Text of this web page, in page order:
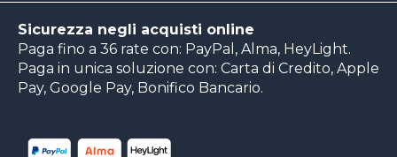
Sicurezza negli acquisti online
Paga fino a 36 rate con: PayPal, Alma, HeyLight.
Paga in unica soluzione con: Carta di Credito, Apple
Pay, Google Pay, Bonifico Bancario.